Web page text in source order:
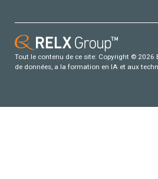
Tout le contenu de ce site: Copyright © 2026
de données, a la formation en IA et aux